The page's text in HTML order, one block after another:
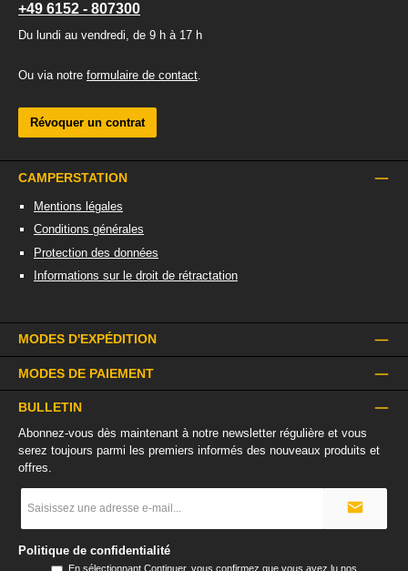
CAMPERSTATION
Mentions légales
Conditions générales
Protection des données
Informations sur le droit de rétractation
+49 6152 - 807300
Du lundi au vendredi, de 9 h à 17 h
Ou via notre formulaire de contact.
Révoquer un contrat
MODES D'EXPÉDITION
MODES DE PAIEMENT
BULLETIN
Abonnez-vous dès maintenant à notre newsletter régulière et vous
serez toujours parmi les premiers informés des nouveaux produits et
offres.
e-
Politique de confidentialité